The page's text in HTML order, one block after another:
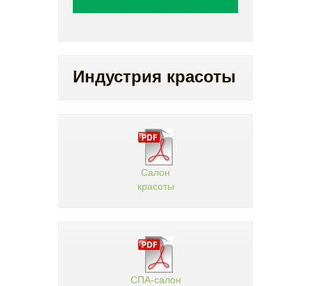
Индустрия красоты
Салон
красоты
СПА-салон